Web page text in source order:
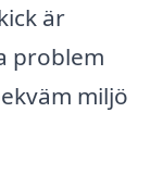
är
problem
miljö